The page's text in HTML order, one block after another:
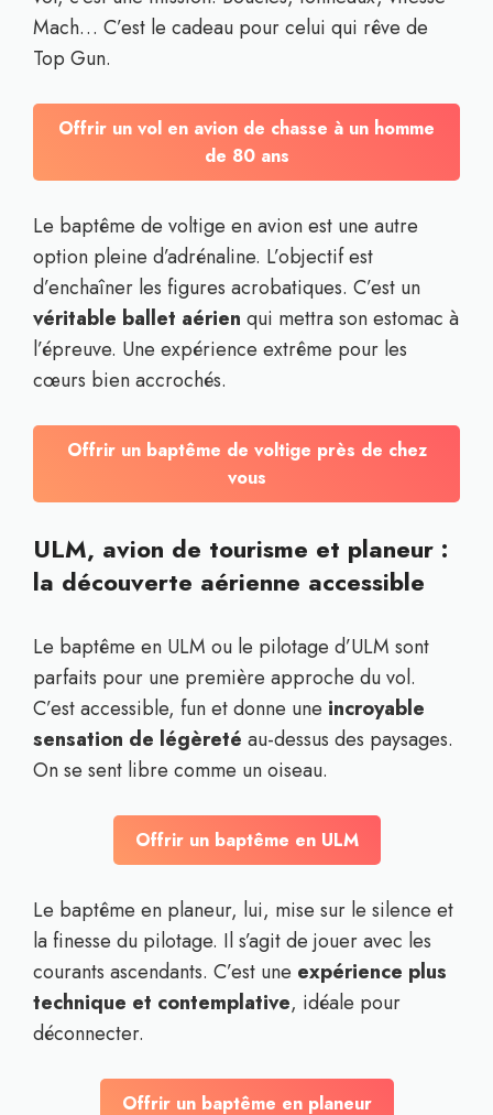
Mach… C’est le cadeau pour celui qui rêve de
Top Gun.
Offrir un vol en avion de chasse à un homme
de 80 ans
Le baptême de voltige en avion est une autre
option pleine d’adrénaline. L’objectif est
d’enchaîner les figures acrobatiques. C’est un
véritable ballet aérien qui mettra son estomac à
l’épreuve. Une expérience extrême pour les
cœurs bien accrochés.
Offrir un baptême de voltige près de chez
vous
ULM, avion de tourisme et planeur :
la découverte aérienne accessible
Le baptême en ULM ou le pilotage d’ULM sont
parfaits pour une première approche du vol.
C’est accessible, fun et donne une incroyable
sensation de légèreté au-dessus des paysages.
On se sent libre comme un oiseau.
Offrir un baptême en ULM
Le baptême en planeur, lui, mise sur le silence et
la finesse du pilotage. Il s’agit de jouer avec les
courants ascendants. C’est une expérience plus
technique et contemplative, idéale pour
déconnecter.
Offrir un baptême en planeur